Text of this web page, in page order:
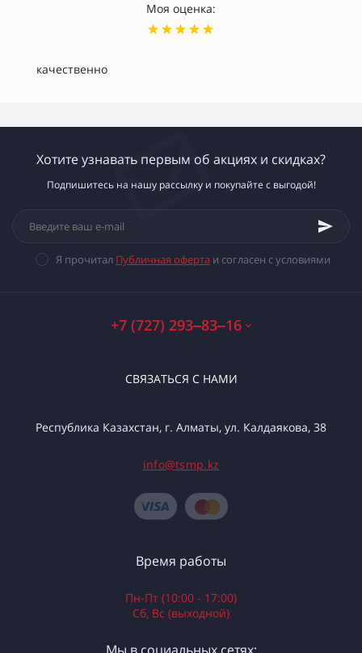
Моя оценка:
качественно
Хотите узнавать первым об акциях и скидках?
Подпишитесь на нашу рассылку и покупайте с выгодой!
Я прочитал Публичная оферта и согласен с условиями
+7 (727) 293‒83‒16
СВЯЗАТЬСЯ С НАМИ
Республика Казахстан, г. Алматы, ул. Калдаякова, 38
info@tsmp.kz
Время работы
Пн-Пт (10:00 - 17:00)
Сб, Вс (выходной)